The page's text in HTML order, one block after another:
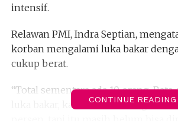
intensif.
Relawan PMI, Indra Septian,
korban mengalami luka bakar
cukup berat.
“Total sementara ada 10 orang.
luka bakar, kalau dilihat sebagian
CONTINUE READING